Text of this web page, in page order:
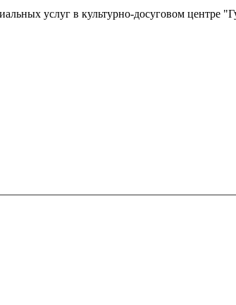
услуг в культурно-досуговом центре